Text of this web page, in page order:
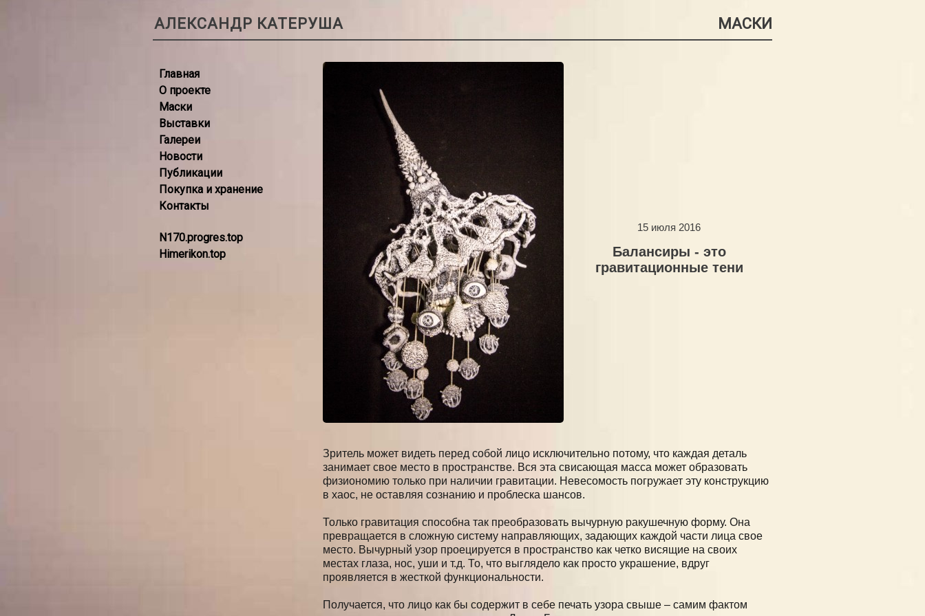
АЛЕКСАНДР КАТЕРУША МАСКИ
Главная
О проекте
Маски
Выставки
Галереи
Новости
Публикации
Покупка и хранение
Контакты
N170.progres.top
Himerikon.top
15 июля 2016
Балансиры - это
гравитационные тени
Зритель может видеть перед собой лицо исключительно потому, что каждая деталь
занимает свое место в пространстве. Вся эта свисающая масса может образовать
физиономию только при наличии гравитации. Невесомость погружает эту конструкцию
в хаос, не оставляя сознанию и проблеска шансов.
Только гравитация способна так преобразовать вычурную ракушечную форму. Она
превращается в сложную систему направляющих, задающих каждой части лица свое
место. Вычурный узор проецируется в пространство как четко висящие на своих
местах глаза, нос, уши и т.д. То, что выглядело как просто украшение, вдруг
проявляется в жесткой функциональности.
Получается, что лицо как бы содержит в себе печать узора свыше – самим фактом